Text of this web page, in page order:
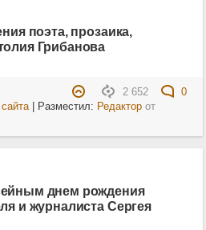
поэта, прозаика,
Грибанова
2 652
0
| Разместил: Редакторот
днем рождения
и журналиста Сергея